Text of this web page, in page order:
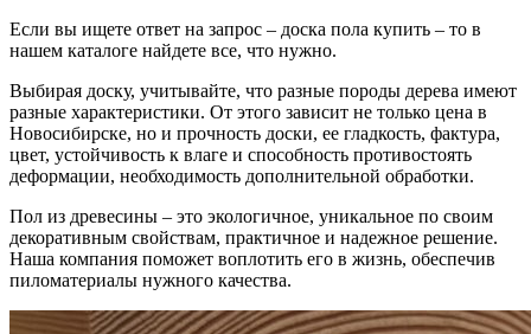
Если вы ищете ответ на запрос – доска пола купить – то в
нашем каталоге найдете все, что нужно.
Выбирая доску, учитывайте, что разные породы дерева имеют
разные характеристики. От этого зависит не только цена в
Новосибирске, но и прочность доски, ее гладкость, фактура,
цвет, устойчивость к влаге и способность противостоять
деформации, необходимость дополнительной обработки.
Пол из древесины – это экологичное, уникальное по своим
декоративным свойствам, практичное и надежное решение.
Наша компания поможет воплотить его в жизнь, обеспечив
пиломатериалы нужного качества.